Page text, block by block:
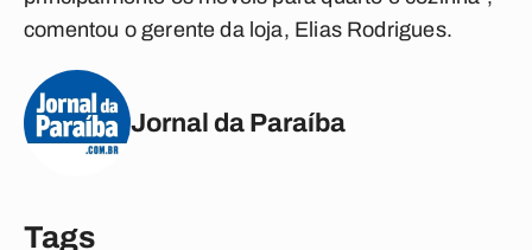
comentou o gerente da loja, Elias Rodrigues.
Jornal da Paraíba
Tags